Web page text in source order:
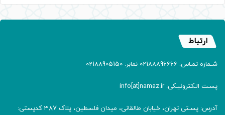
ارتباط
شـماره تمـاس: 02188896666 نمابر: 02188905150
پسـت الـکترونیـکی: info[at]namaz.ir
آدرس: پسـتی تهران، خیابان طالقانی، میدان فلسطین، پلاک 387 کدپستی: